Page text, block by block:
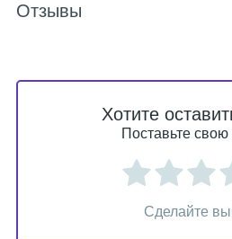
Отзывы
Хотите
Поставьте свою
Сделайте